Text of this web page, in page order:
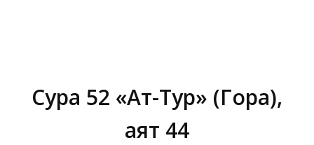
Сура 52 «Ат-Тур» (Гора),
аят 44